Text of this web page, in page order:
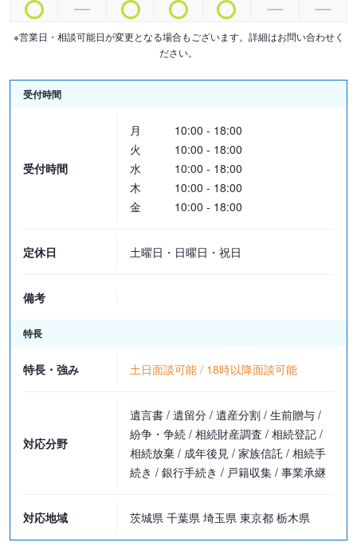
・非定型・基本：300万円以下の場合…220,000円
3000万円以上…0.33％＋418,000円
・非定型・特に複雑又は特殊な事情がある場合：弁護士と依頼者様
※公正証書にする場合は、上記の手数料に5万円程度が加算となりま
300万円～3000万円の場合…2.2％＋264,000円
3億円以上…0.55％＋2,244,000円
・特に複雑又は特殊な事情がある場合：弁護士と依頼者様との協議
■その他
が変動することがございます。
詳細は、ご相談時に弁護士に遠慮なくお尋ねください。
※営業日・相談可能日が変更となる場合もございます。詳細はお問い合わせく
ださい。
受付時間
受付時間
月
10:00 - 18:00
火
10:00 - 18:00
水
10:00 - 18:00
木
10:00 - 18:00
金
10:00 - 18:00
定休日 土曜日・日曜日・祝日
備考
特長
特長・強み 土日面談可能 / 18時以降面談可能
対応分野
遺言書 / 遺留分 / 遺産分割 / 生前贈与 /
紛争・争続 / 相続財産調査 / 相続登記 /
相続放棄 / 成年後見 / 家族信託 / 相続手
続き / 銀行手続き / 戸籍収集 / 事業承継
対応地域 茨城県 千葉県 埼玉県 東京都 栃木県